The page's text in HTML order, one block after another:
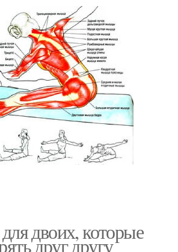
двоих, которые
друг другу